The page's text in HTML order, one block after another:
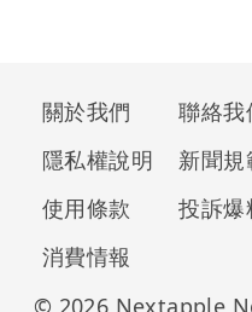
關於我們
聯絡我
隱私權說明
新聞規
使用條款
投訴爆
消費情報